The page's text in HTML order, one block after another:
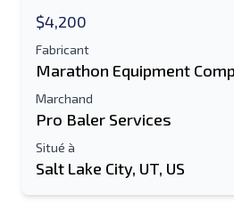
$4,200
Fabricant
Marathon Equipment
Marchand
Pro Baler Services
Situé à
Salt Lake City, UT, US
Envoyer à un ami
Le champ Adresse e-mail